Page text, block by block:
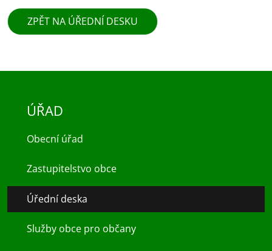
ZPĚT NA ÚŘEDNÍ DESKU
ÚŘAD
Obecní úřad
Zastupitelstvo obce
Úřední deska
Služby obce pro občany